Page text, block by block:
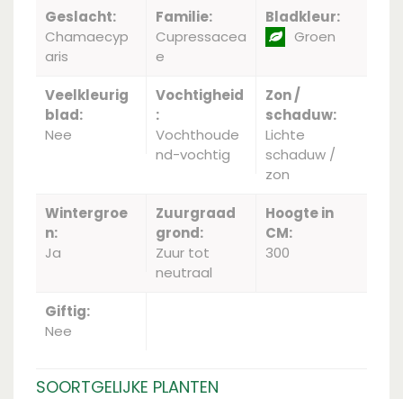
Geslacht:
Chamaecyp
aris
Familie:
Cupressacea
e
Bladkleur:
Groen
Veelkleurig
blad:
Nee
Vochtigheid
:
Vochthoude
nd-vochtig
Zon /
schaduw:
Lichte
schaduw /
zon
Wintergroe
n:
Ja
Zuurgraad
grond:
Zuur tot
neutraal
Hoogte in
CM:
300
Giftig:
Nee
SOORTGELIJKE PLANTEN